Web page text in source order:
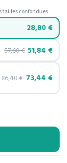
tailles confondues
28,80 €
57,60€ 51,84 €
86,40€ 73,44 €